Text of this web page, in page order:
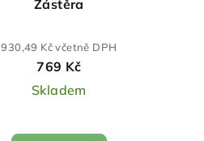
Zástěra
930,49 Kč včetně DPH
769 Kč
Skladem